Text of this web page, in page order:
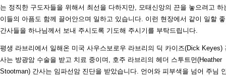
는 정직한 구도자들을 위해서 최선을 다하지만, 모태신앙의 끈을 놓으려고 하
이들의 아픔도 함께 끌어안으며 일하고 있습니다. 이런 현장에서 같이 일할
간사들을 하나님께서 보내 주시도록 기도해 주시기를 부탁드립니다.
평생 라브리에서 일해온 미국 사우스보로우 라브리의 딕 카이즈(Dick Keyes)
사는 방광암 수술을 받고 치료 중이며, 호주 라브리의 헤더 스투트먼(Heather
Stootman) 간사는 임파선암 진단을 받았습니다. 언어와 피부색을 넘어 주님